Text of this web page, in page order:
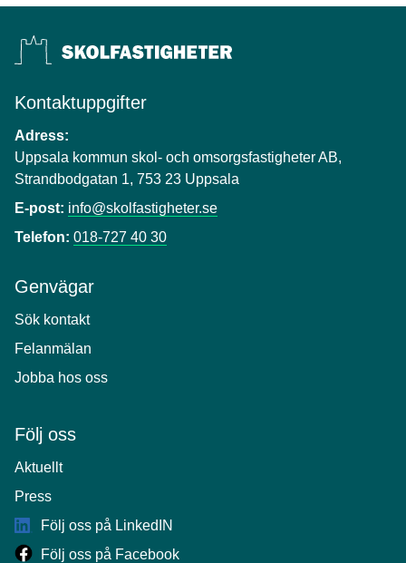
Kontaktuppgifter
Adress:
Uppsala kommun skol- och omsorgsfastigheter AB,
Strandbodgatan 1, 753 23 Uppsala
E-post: info@skolfastigheter.se
Telefon: 018-727 40 30
Genvägar
Sök kontakt
Felanmälan
Jobba hos oss
Följ oss
Aktuellt
Press
Följ oss på LinkedIN
Följ oss på Facebook